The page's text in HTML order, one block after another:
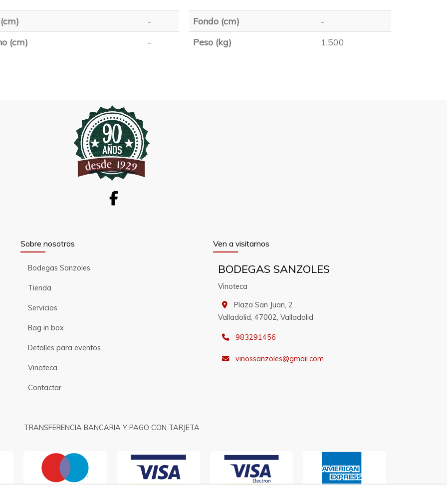
-
(cm)
-
Fondo (cm)
-
Peso (kg)
1.500
Sobre nosotros
Bodegas Sanzoles
Tienda
Servicios
Bag in box
Detalles para eventos
Vinoteca
Contactar
Ven a visitarnos
BODEGAS SANZOLES
Vinoteca
Plaza San Juan, 2
Valladolid,47002,Valladolid
983291456
vinossanzoles gmail.com
TRANSFERENCIA BANCARIA Y PAGO CON TARJETA